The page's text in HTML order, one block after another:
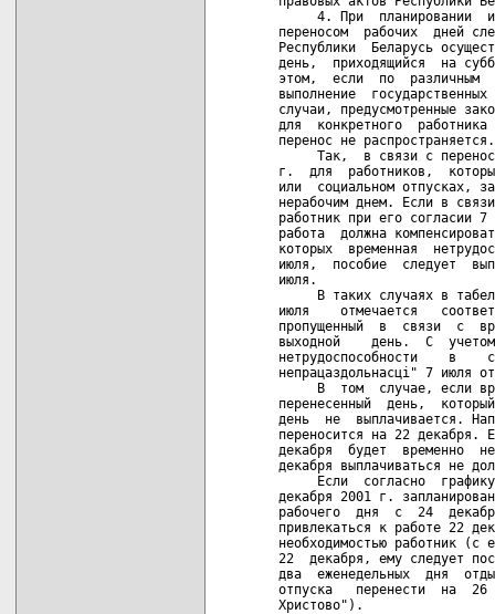
4. При  планировании
переносом  рабочих  дней
Республики  Беларусь
день,  приходящийся  на
этом,  если  по  различным
выполнение
случаи, предусмотренные
для  конкретного
перенос не распространяется.
Так,  в связи с
г.  для  работников,
или  социальном отпусках,
нерабочим днем. Если в
работник при его согласии
работа  должна
которых  временная
июля,  пособие  следует
июля.
В таких случаях в
июля    отмечается
пропущенный  в  связи  с
выходной    день.  С
нетрудоспособности    в
непрацаздольнасцi" 7 июля
В  том  случае, если
перенесенный  день,
день  не  выплачивается.
переносится на 22 декабря.
декабря  будет  временно
декабря выплачиваться не
Если  согласно
декабря 2001 г.
рабочего  дня  с  24
привлекаться к работе 22
необходимостью работник (с
22  декабря, ему следует
два  еженедельных  дня
отпуска   перенести  на  26
Христово").